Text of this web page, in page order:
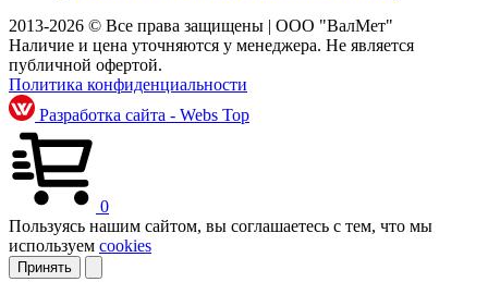
2013-2026 © Все права защищены | ООО "ВалМет"
Наличие и цена уточняются у менеджера. Не является
публичной офертой.
Политика конфиденциальности
Разработка сайта - Webs Top
0
Пользуясь нашим сайтом, вы соглашаетесь с тем, что мы
используем cookies
Принять